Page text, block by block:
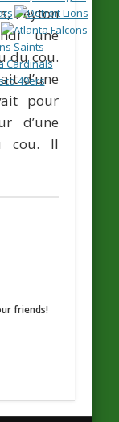
Peyton
une
du cou.
d’une
pour
d’une
cou. Il
friends!